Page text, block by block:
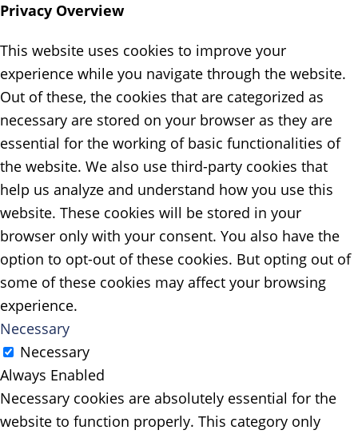
Privacy Overview
This website uses cookies to improve your
experience while you navigate through the website.
Out of these, the cookies that are categorized as
necessary are stored on your browser as they are
essential for the working of basic functionalities of
the website. We also use third-party cookies that
help us analyze and understand how you use this
website. These cookies will be stored in your
browser only with your consent. You also have the
option to opt-out of these cookies. But opting out of
some of these cookies may affect your browsing
experience.
Necessary
Necessary
Always Enabled
Necessary cookies are absolutely essential for the
website to function properly. This category only